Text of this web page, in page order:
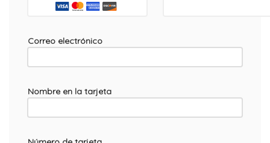
Correo electrónico
Nombre en la tarjeta